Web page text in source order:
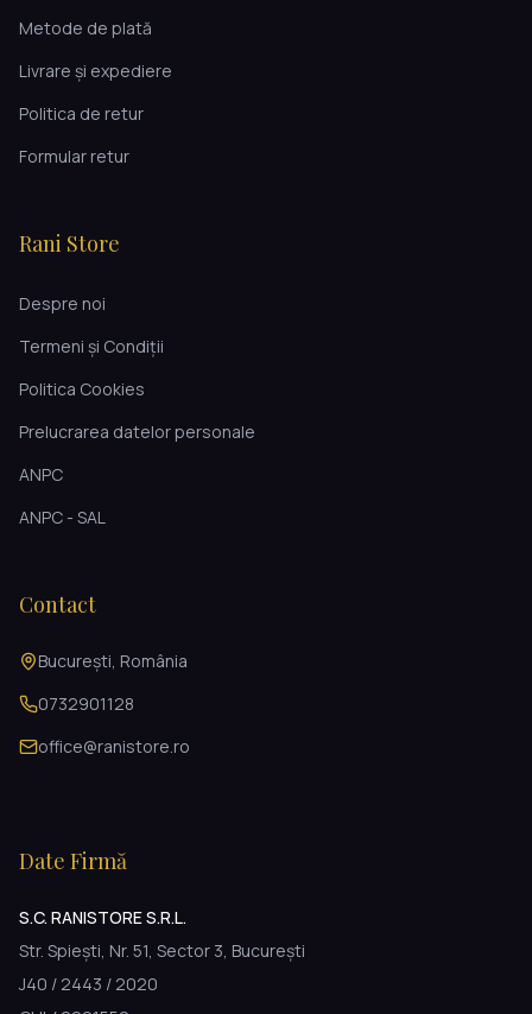
Metode de plată
Livrare și expediere
Politica de retur
Formular retur
Rani Store
Despre noi
Termeni și Condiții
Politica Cookies
Prelucrarea datelor personale
ANPC
ANPC - SAL
Contact
București, România
0732901128
office@ranistore.ro
Date Firmă
S.C. RANISTORE S.R.L.
Str. Spiești, Nr. 51, Sector 3, București
J40 / 2443 / 2020